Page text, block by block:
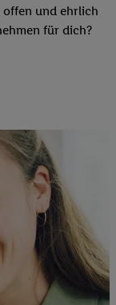
offen und ehrlich
für dich?